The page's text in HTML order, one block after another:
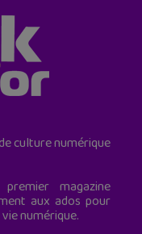
culture numérique
magazine
aux ados pour
numérique.